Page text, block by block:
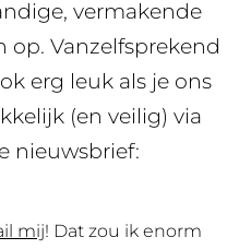
vermakende
op. Vanzelfsprekend
erg leuk als je ons
(en veilig) via
nieuwsbrief:
mij! Dat zou ik enorm